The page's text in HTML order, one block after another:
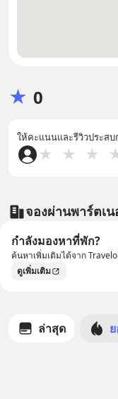
★ 0
ให้คะแนนและรีวิวประส
★ ★ ★
จองผ่านพาร์ตเน
กำลังมองหาที่พัก?
ค้นหาเพิ่มเติมได้จาก
ดูเพิ่มเติม
ล่าสุด